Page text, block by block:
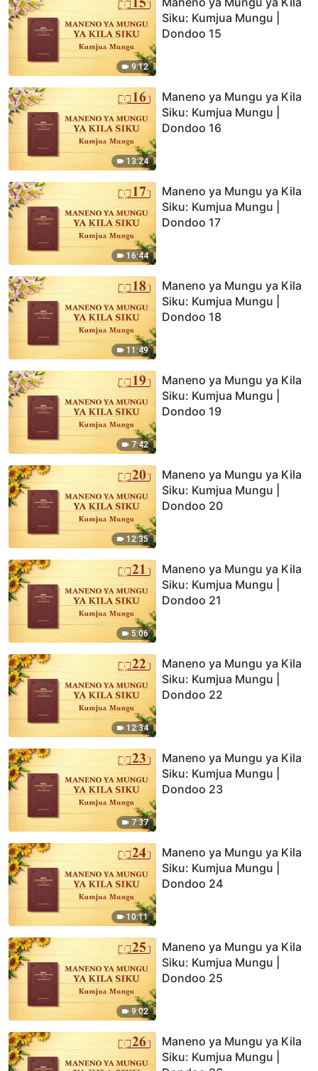
9:12
Siku: Kumjua Mungu |
Dondoo 15
13:24
Maneno ya Mungu ya Kila
Siku: Kumjua Mungu |
Dondoo 16
16:44
Maneno ya Mungu ya Kila
Siku: Kumjua Mungu |
Dondoo 17
11:49
Maneno ya Mungu ya Kila
Siku: Kumjua Mungu |
Dondoo 18
7:42
Maneno ya Mungu ya Kila
Siku: Kumjua Mungu |
Dondoo 19
12:35
Maneno ya Mungu ya Kila
Siku: Kumjua Mungu |
Dondoo 20
5:06
Maneno ya Mungu ya Kila
Siku: Kumjua Mungu |
Dondoo 21
12:34
Maneno ya Mungu ya Kila
Siku: Kumjua Mungu |
Dondoo 22
7:37
Maneno ya Mungu ya Kila
Siku: Kumjua Mungu |
Dondoo 23
10:11
Maneno ya Mungu ya Kila
Siku: Kumjua Mungu |
Dondoo 24
9:02
Maneno ya Mungu ya Kila
Siku: Kumjua Mungu |
Dondoo 25
Maneno ya Mungu ya Kila
Siku: Kumjua Mungu |